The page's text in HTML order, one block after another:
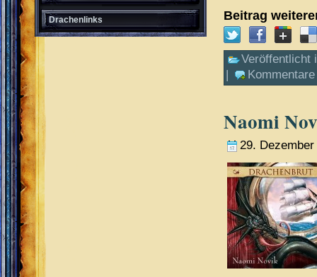
Drachenlinks
Beitrag
Veröffentlicht
|
Naomi
29.